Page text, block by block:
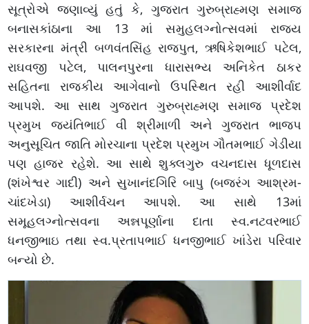
સૂત્રોએ જણાવ્યું હતું કે, ગુજરાત ગુરુબ્રાહ્મણ સમાજ
બનાસકાંઠાના આ 13 માં સમુહલગ્નોત્સવમાં રાજ્ય
સરકારના મંત્રી બળવંતસિંહ રાજપુત, ઋષિકેશભાઈ પટેલ,
રાઘવજી પટેલ, પાલનપુરના ધારાસભ્ય અનિકેત ઠાકર
સહિતના રાજકીય આગેવાનો ઉપસ્થિત રહી આશીર્વાદ
આપશે. આ સાથ ગુજરાત ગુરુબ્રાહ્મણ સમાજ પ્રદેશ
પ્રમુખ જયંતિભાઈ વી શ્રીમાળી અને ગુજરાત ભાજપ
અનુસૂચિત જાતિ મોરચાના પ્રદેશ પ્રમુખ ગૌતમભાઈ ગેડીયા
પણ હાજર રહેશે. આ સાથે શુક્લગુરુ વચનદાસ ધૂળદાસ
(શંખેશ્વર ગાદી) અને સુખાનંદગિરિ બાપુ (બજરંગ આશ્રમ-
ચાંદખેડા) આશીર્વચન આપશે. આ સાથે 13માં
સમૂહલગ્નોત્સવના અન્નપૂર્ણાના દાતા સ્વ.નટવરભાઈ
ધનજીભાઇ તથા સ્વ.પ્રતાપભાઈ ધનજીભાઈ ખાંડેરા પરિવાર
બન્યો છે.